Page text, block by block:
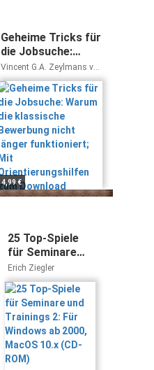
Geheime Tricks für
die Jobsuche:
Warum die
klassische
Bewerbung nicht
länger funktioniert;
Mit
Orientierungshilfen
zum Download
Vincent G.A. Zeylmans van
Emmichoven
4,99 €
25 Top-Spiele
für Seminare
und Trainings 2:
Für Windows ab
2000, MacOS
10.x (CD-ROM)
Erich Ziegler